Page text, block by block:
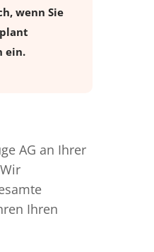
wenn Sie
ein.
AG an Ihrer
Ihren